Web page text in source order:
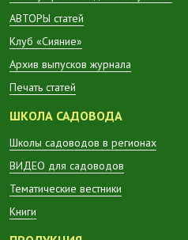
АВТОРЫ статей
Клуб «Сияние»
Архив выпусков журнала
Печать статей
ШКОЛА САДОВОДА
Школы садоводов в регионах
ВИДЕО для садоводов
Тематические вестники
Книги